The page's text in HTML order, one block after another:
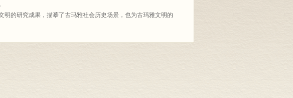
的研究成果，描摹了古玛雅社会历史场景，也为古玛雅文明的